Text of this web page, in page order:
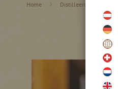
Home Distilleerderij